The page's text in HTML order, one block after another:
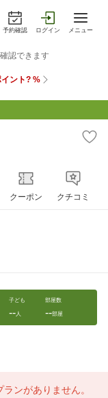
予約確認 ログイン メニュー
クーポン クチコミ
子ども
--人
部屋数
--部屋
ンがありません。